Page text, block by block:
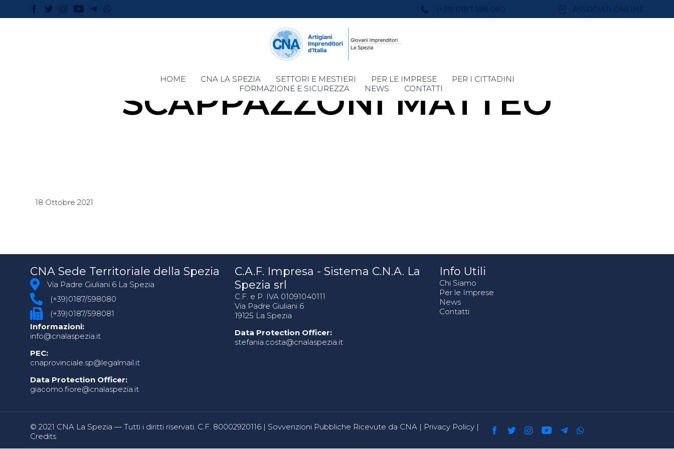
(+39) 0187 598 080 ASSOCIATI ONLINE
Skip
to
HOME CNA LA SPEZIA SETTORI E MESTIERI PER LE IMPRESE
PER I CITTADINI
FORMAZIONE E SICUREZZA
NEWS CONTATTI
SCAPPAZZONI MATTEO
18 Ottobre 2021
CNA Sede Territoriale della Spezia
Via Padre Giuliani 6 La Spezia
(+39)0187/598080
(+39)0187/598081
Informazioni:
info@cnalaspezia.it
PEC:
cnaprovinciale.sp@legalmail.it
Data Protection Officer:
giacomo.fiore@cnalaspezia.it
C.A.F. Impresa - Sistema C.N.A. La
Spezia srl
C.F. e P. IVA 01091040111
Via Padre Giuliani 6
19125 La Spezia
Data Protection Officer:
stefania.costa@cnalaspezia.it
Info Utili
Chi Siamo
Per le Imprese
News
Contatti
© 2021 CNA La Spezia — Tutti i diritti riservati. C.F. 80002920116 | Sovvenzioni Pubbliche Ricevute da CNA | Privacy Policy |
Credits